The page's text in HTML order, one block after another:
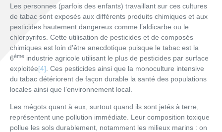
Les personnes (parfois des enfants) travaillant sur ces cultures
de tabac sont exposés aux différents produits chimiques et aux
pesticides hautement dangereux comme l’aldicarbe ou le
chlorpyrifos. Cette utilisation de pesticides et de composés
chimiques est loin d’être anecdotique puisque le tabac est la
6ème industrie agricole utilisant le plus de pesticides par surface
exploitée[4] . Ces pesticides ainsi que la monoculture intensive
du tabac détériorent de façon durable la santé des populations
locales ainsi que l’environnement local.
Les mégots quant à eux, surtout quand ils sont jetés à terre,
représentent une pollution immédiate. Leur composition toxique
pollue les sols durablement, notamment les milieux marins : on